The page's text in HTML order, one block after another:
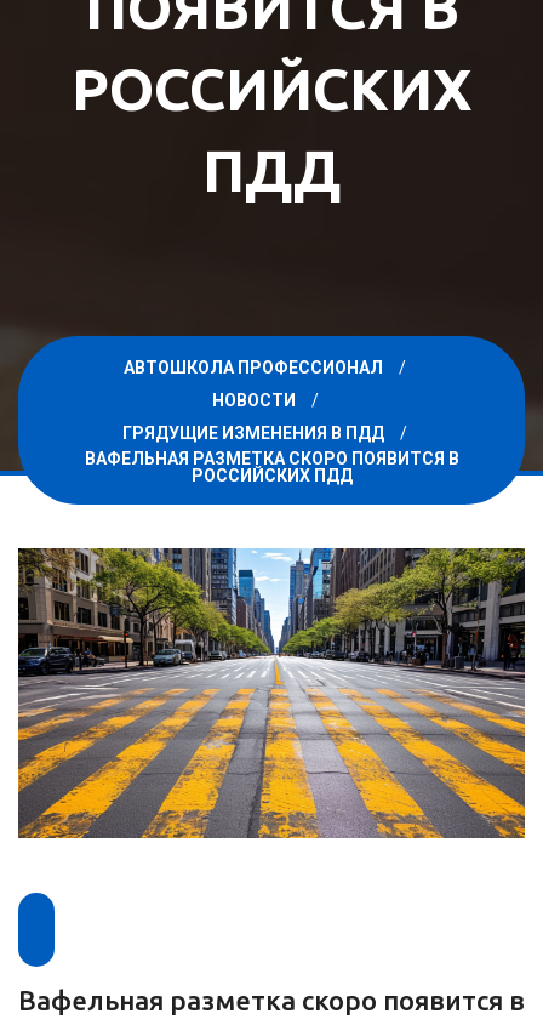
РОССИЙСКИХ
ПДД
АВТОШКОЛА ПРОФЕССИОНАЛ
НОВОСТИ
ГРЯДУЩИЕ ИЗМЕНЕНИЯ В ПДД
ВАФЕЛЬНАЯ РАЗМЕТКА СКОРО ПОЯВИТСЯ В
РОССИЙСКИХ ПДД
Вафельная разметка скоро появится в